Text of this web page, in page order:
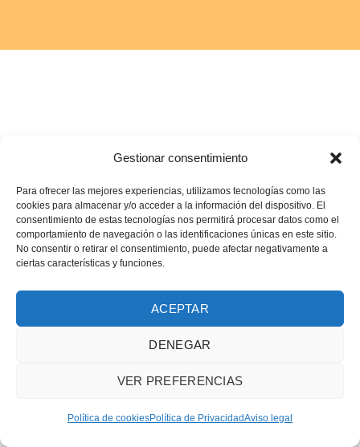
Gestionar consentimiento
Para ofrecer las mejores experiencias, utilizamos tecnologías como las
cookies para almacenar y/o acceder a la información del dispositivo. El
consentimiento de estas tecnologías nos permitirá procesar datos como el
comportamiento de navegación o las identificaciones únicas en este sitio.
No consentir o retirar el consentimiento, puede afectar negativamente a
ciertas características y funciones.
ACEPTAR
DENEGAR
VER PREFERENCIAS
Política de cookiesPolítica de PrivacidadAviso legal